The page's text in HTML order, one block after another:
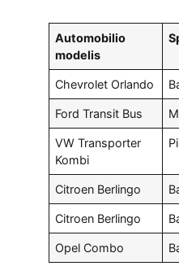
Automobilio
modelis
Chevrolet Orlando
Ford Transit Bus
VW Transporter
Kombi
Citroen Berlingo
Citroen Berlingo
Opel Combo